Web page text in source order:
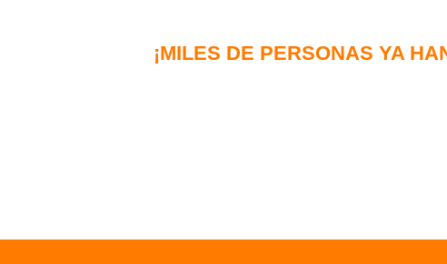
¡MILES DE PERSONAS YA